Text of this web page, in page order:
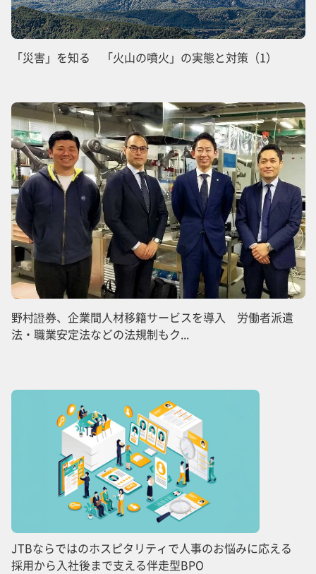
「災害」を知る 「火山の噴火」の実態と対策（1）
野村證券、企業間人材移籍サービスを導入 労働者派遣
法・職業安定法などの法規制もク...
JTBならではのホスピタリティで人事のお悩みに応える
採用から入社後まで支える伴走型BPO